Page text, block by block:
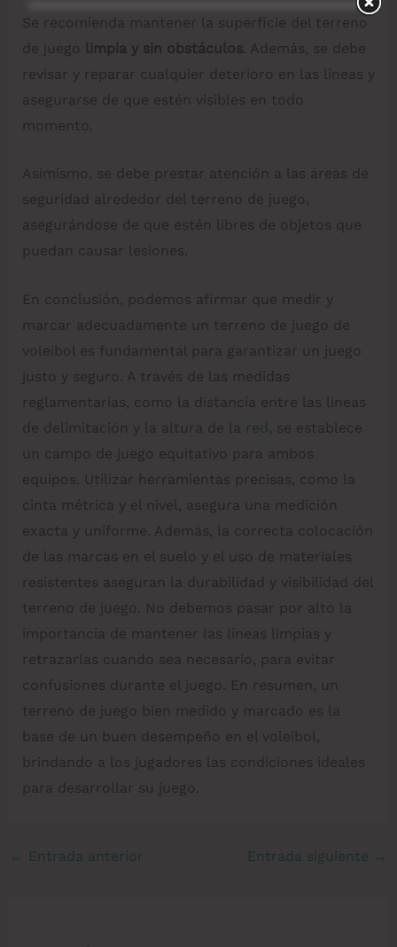
Se recomienda mantener la superficie del terreno
de juego
limpia y sin obstáculos. Además, se debe
revisar y reparar cualquier deterioro en las líneas y
asegurarse de que estén visibles en todo
momento.
Asimismo, se debe prestar atención a las áreas de
seguridad alrededor del terreno de juego,
asegurándose de que estén libres de objetos que
puedan causar lesiones.
En conclusión, podemos afirmar que medir y
marcar adecuadamente un terreno de juego de
voleibol es fundamental para garantizar un juego
justo y seguro. A través de las medidas
reglamentarias, como la distancia entre las líneas
de delimitación y la altura de la red , se establece
un campo de juego equitativo para ambos
equipos. Utilizar herramientas precisas, como la
cinta métrica y el nivel, asegura una medición
exacta y uniforme. Además, la correcta colocación
de las marcas en el suelo y el uso de materiales
resistentes aseguran la durabilidad y visibilidad del
terreno de juego. No debemos pasar por alto la
importancia de mantener las líneas limpias y
retrazarlas cuando sea necesario, para evitar
confusiones durante el juego. En resumen, un
terreno de juego bien medido y marcado es la
base de un buen desempeño en el voleibol,
brindando a los jugadores las condiciones ideales
para desarrollar su juego.
← Entrada anterior Entrada siguiente →